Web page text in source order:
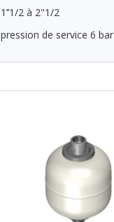
1’’1/2 à 2"1/2
pression de service 6 bar